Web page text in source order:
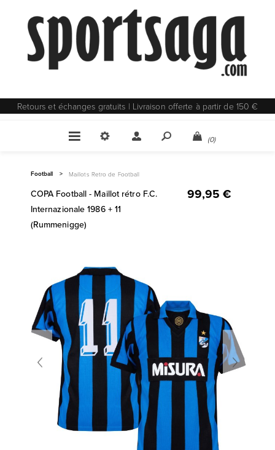
Retours et échanges gratuits | Livraison offerte à partir de 150 €
(0)
Football > Maillots Retro de Football
COPA Football - Maillot rétro F.C.
Internazionale 1986 + 11
(Rummenigge)
99,95 €